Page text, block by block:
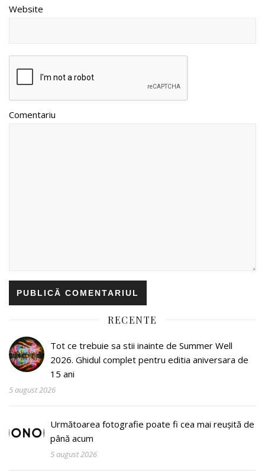
Website
Comentariu
RECENTE
Tot ce trebuie sa stii inainte de Summer Well
2026. Ghidul complet pentru editia aniversara de
15 ani
5 august 2026
Următoarea fotografie poate fi cea mai reușită de
până acum
5 august 2026